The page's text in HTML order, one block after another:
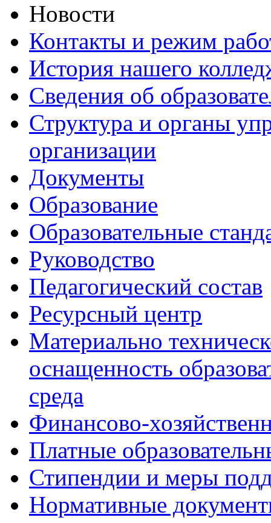
Новости
Контакты и режим
История нашего
Сведения об
Структура и органы
организации
Документы
Образование
Образовательные
Руководство
Педагогический состав
Ресурсный центр
Материально
оснащенность
среда
Финансово-
Платные
Стипендии и меры
Нормативные